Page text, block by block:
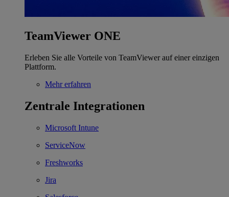
TeamViewer ONE
Erleben Sie alle Vorteile von TeamViewer auf einer einzigen
Plattform.
Mehr erfahren
Zentrale Integrationen
Microsoft Intune
ServiceNow
Freshworks
Jira